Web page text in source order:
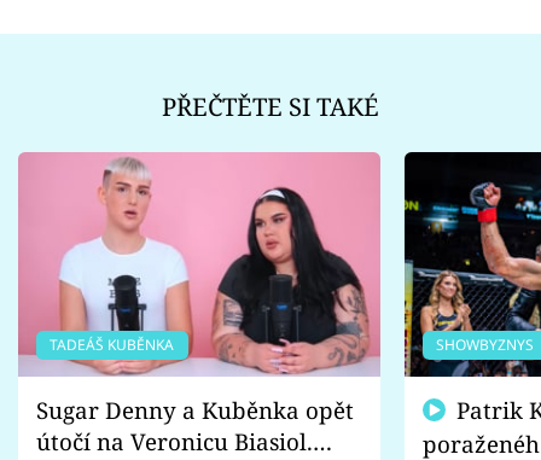
PŘEČTĚTE SI TAKÉ
TADEÁŠ KUBĚNKA
Sugar Denny a Kuběnka opět
útočí na Veronicu Biasiol.
SHOWBYZNYS